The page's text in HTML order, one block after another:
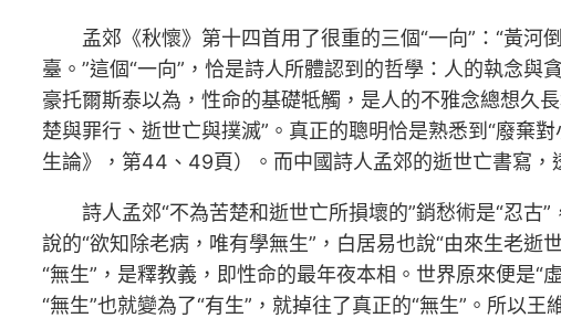
孟郊《秋懷》第十四首用了很重的三個“一向”：“黃
臺。”這個“一向”，恰是詩人所體認到的哲學：人的執念
豪托爾斯泰以為，性命的基礎牴觸，是人的不雅念總想久
楚與罪行、逝世亡與撲滅”。真正的聰明恰是熟悉到“廢棄
生論》，第44、49頁）。而中國詩人孟郊的逝世亡書寫，
詩人孟郊“不為苦楚和逝世亡所損壞的”銷愁術是“忍
說的“欲知除老病，唯有學無生”，白居易也說“由來生老
“無生”，是釋教義，即性命的最年夜本相。世界原來便是“
“無生”也就變為了“有生”，就掉往了真正的“無生”。所以